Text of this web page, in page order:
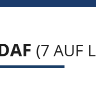
(7 AUF